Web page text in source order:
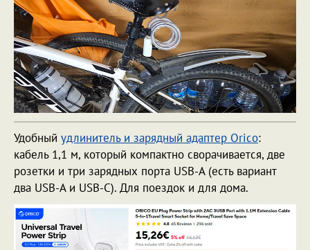
Удобный удлинитель и зарядный адаптер Orico:
кабель 1,1 м, который компактно сворачивается, две
розетки и три зарядных порта USB-A (есть вариант
два USB-A и USB-C). Для поездок и для дома.